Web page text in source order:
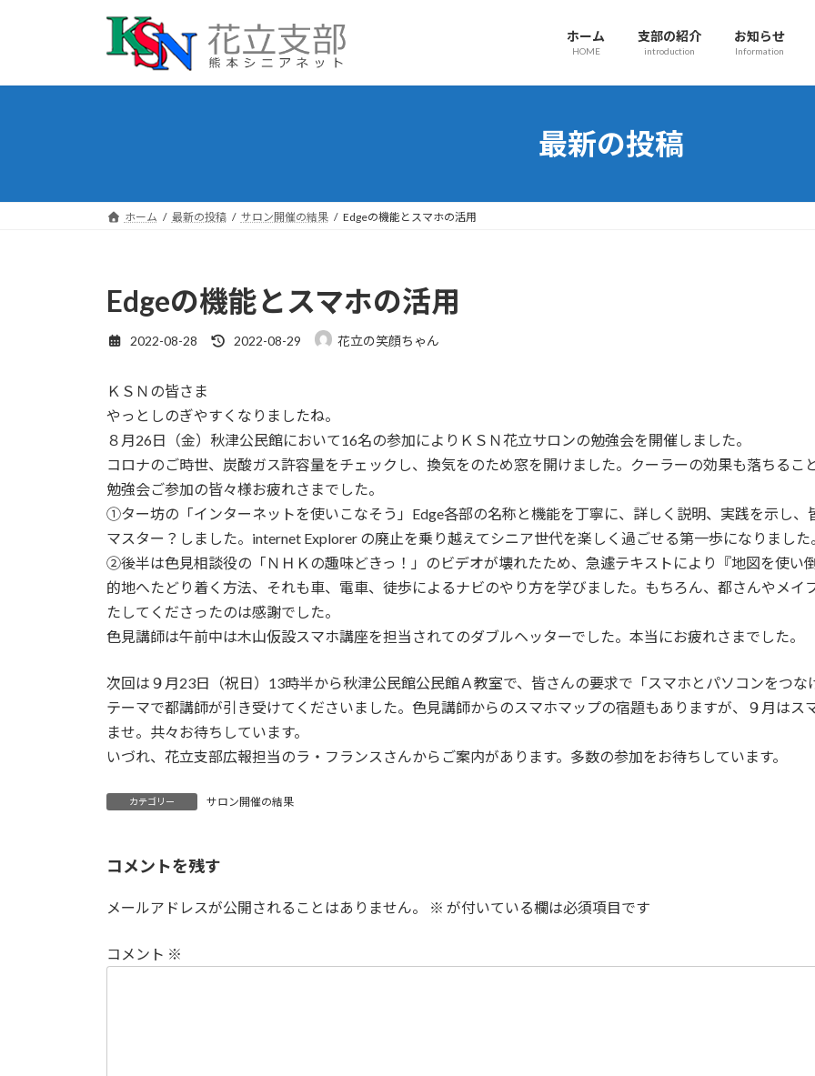
プ
動
ホーム
HOME
支部の紹介
introduction
お知らせ
Information
最新の投稿
ホーム 最新の投稿 サロン開催の結果 Edgeの機能とスマホの活用
Edgeの機能とスマホの活用
2022-08-28
最
日
:
2022-08-29 花立の笑顔ちゃん
ＫＳＮの皆さま
やっとしのぎやすくなりましたね。
８月26日（金）秋津公民館において16名の参加によりＫＳＮ花立サロンの勉強会を開催しました。
コロナのご時世、炭酸ガス許容量をチェックし、換気をのため窓を開けました。クーラーの効果も落ちるこ
勉強会ご参加の皆々様お疲れさまでした。
①ター坊の「インターネットを使いこなそう」Edge各部の名称と機能を丁寧に、詳しく説明、実践を示し
マスター？しました。internet Explorer の廃止を乗り越えてシニア世代を楽しく過ごせる第一歩になりました
②後半は色見相談役の「ＮＨＫの趣味どきっ！」のビデオが壊れたため、急遽テキストにより『地図を使い
的地へたどり着く方法、それも車、電車、徒歩によるナビのやり方を学びました。もちろん、都さんやメイ
たしてくださったのは感謝でした。
色見講師は午前中は木山仮設スマホ講座を担当されてのダブルヘッターでした。本当にお疲れさまでした。
次回は９月23日（祝日）13時半から秋津公民館公民館Ａ教室で、皆さんの要求で「スマホとパソコンをつ
テーマで都講師が引き受けてくださいました。色見講師からのスマホマップの宿題もありますが、９月は
ませ。共々お待ちしています。
いづれ、花立支部広報担当のラ・フランスさんからご案内があります。多数の参加をお待ちしています。
カテゴリー サロン開催の結果
コメントを残す
メールアドレスが公開されることはありません。 ※ が付いている欄は必須項目です
コメント ※